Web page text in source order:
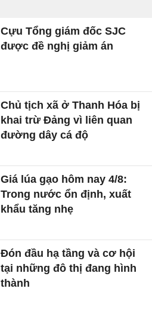
Cựu Tổng giám đốc SJC
được đề nghị giảm án
Chủ tịch xã ở Thanh Hóa bị
khai trừ Đảng vì liên quan
đường dây cá độ
Giá lúa gạo hôm nay 4/8:
Trong nước ổn định, xuất
khẩu tăng nhẹ
Đón đầu hạ tầng và cơ hội
tại những đô thị đang hình
thành